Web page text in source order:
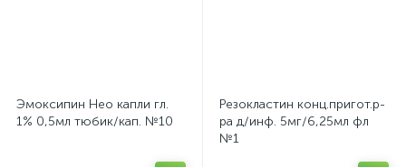
Эмоксипин Нео капли гл.
1% 0,5мл тюбик/кап. №10
Резокластин конц.пригот.р-
ра д/инф. 5мг/6,25мл фл
№1